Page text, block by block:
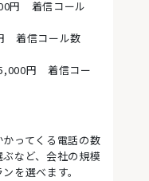
円 着信コール
着信コール数
円 着信コー
ってくる電話の数
など、会社の規模
を選べます。